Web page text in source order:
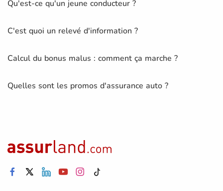
Qu'est-ce qu'un jeune conducteur ?
C'est quoi un relevé d'information ?
Calcul du bonus malus : comment ça marche ?
Quelles sont les promos d'assurance auto ?